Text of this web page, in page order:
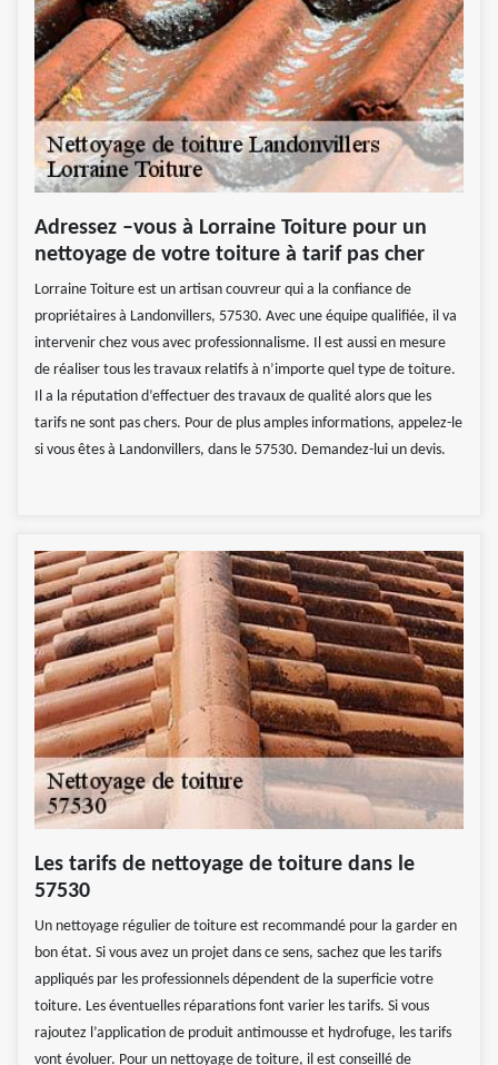
Adressez –vous à Lorraine Toiture pour un
nettoyage de votre toiture à tarif pas cher
Lorraine Toiture est un artisan couvreur qui a la confiance de
propriétaires à Landonvillers, 57530. Avec une équipe qualifiée, il va
intervenir chez vous avec professionnalisme. Il est aussi en mesure
de réaliser tous les travaux relatifs à n’importe quel type de toiture.
Il a la réputation d’effectuer des travaux de qualité alors que les
tarifs ne sont pas chers. Pour de plus amples informations, appelez-le
si vous êtes à Landonvillers, dans le 57530. Demandez-lui un devis.
Les tarifs de nettoyage de toiture dans le
57530
Un nettoyage régulier de toiture est recommandé pour la garder en
bon état. Si vous avez un projet dans ce sens, sachez que les tarifs
appliqués par les professionnels dépendent de la superficie votre
toiture. Les éventuelles réparations font varier les tarifs. Si vous
rajoutez l’application de produit antimousse et hydrofuge, les tarifs
vont évoluer. Pour un nettoyage de toiture, il est conseillé de